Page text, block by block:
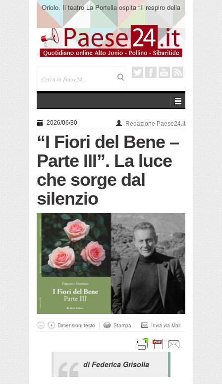
Oriolo. Il teatro La Portella ospita “Il respiro della
terra” del collettivo 365
2026/06/30 Redazione Paese24.it
“I Fiori del Bene –
Parte III”. La luce
che sorge dal
silenzio
Dimensioni testo Stampa Invia via Mail
di Federica Grisolia